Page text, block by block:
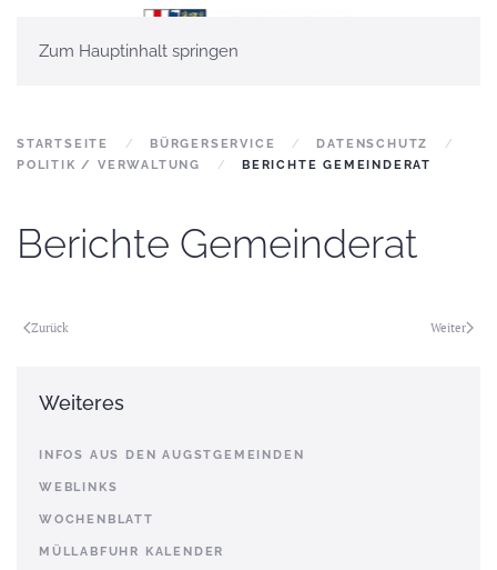
Zum Hauptinhalt springen
STARTSEITE BÜRGERSERVICE
DATENSCHUTZ
POLITIK / VERWALTUNG
BERICHTE GEMEINDERAT
Berichte Gemeinderat
Zurück Weiter
Weiteres
INFOS AUS DEN AUGSTGEMEINDEN
WEBLINKS
WOCHENBLATT
MÜLLABFUHR KALENDER